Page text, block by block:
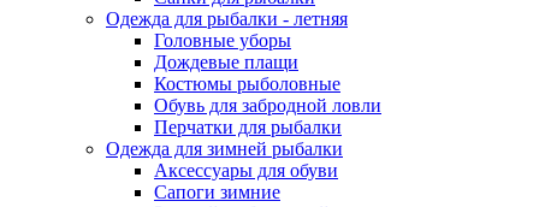
Одежда для рыбалки - летняя
Головные уборы
Дождевые плащи
Костюмы рыболовные
Обувь для забродной ловли
Перчатки для рыбалки
Одежда для зимней рыбалки
Аксессуары для обуви
Сапоги зимние